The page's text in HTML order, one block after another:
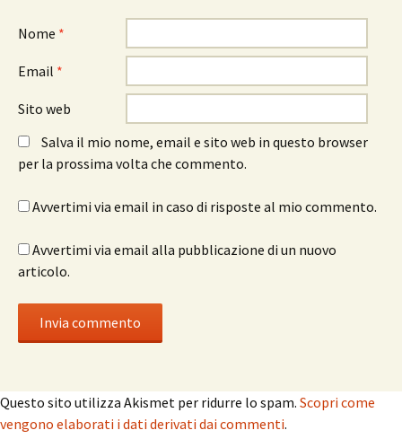
Nome *
Email *
Sito web
Salva il mio nome, email e sito web in questo browser
per la prossima volta che commento.
Avvertimi via email in caso di risposte al mio commento.
Avvertimi via email alla pubblicazione di un nuovo
articolo.
Questo sito utilizza Akismet per ridurre lo spam. Scopri come
vengono elaborati i dati derivati dai commenti.